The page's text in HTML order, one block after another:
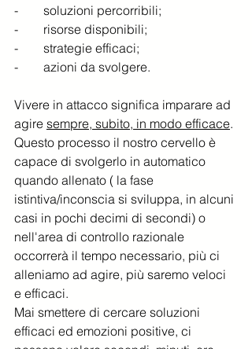
-        soluzioni percorribili;
-        risorse disponibili;
-        strategie efficaci;
-        azioni da svolgere.
Vivere in attacco significa imparare ad
agire sempre, subito, in modo efficace.
Questo processo il nostro cervello è
capace di svolgerlo in automatico
quando allenato ( la fase
istintiva/inconscia si sviluppa, in alcuni
casi in pochi decimi di secondi) o
nell'area di controllo razionale
occorrerà il tempo necessario, più ci
alleniamo ad agire, più saremo veloci
e efficaci.
Mai smettere di cercare soluzioni
efficaci ed emozioni positive, ci